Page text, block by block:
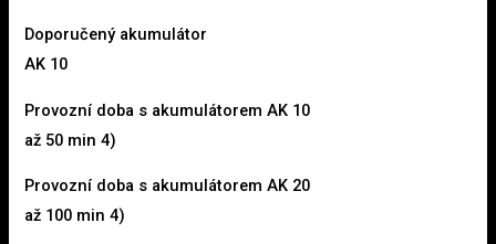
Doporučený akumulátor
AK 10
Provozní doba s akumulátorem AK 10
až 50 min 4)
Provozní doba s akumulátorem AK 20
až 100 min 4)